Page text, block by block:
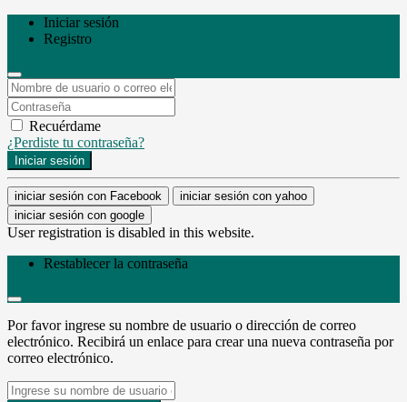
Iniciar sesión
Registro
Recuérdame
¿Perdiste tu contraseña?
Iniciar sesión
iniciar sesión con Facebook
iniciar sesión con yahoo
iniciar sesión con google
User registration is disabled in this website.
Restablecer la contraseña
Por favor ingrese su nombre de usuario o dirección de correo
electrónico. Recibirá un enlace para crear una nueva contraseña por
correo electrónico.